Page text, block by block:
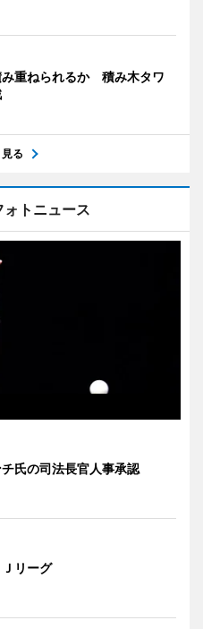
み重ねられるか 積み木タワ
る
ォトニュース
氏の司法長官人事承認
リーグ